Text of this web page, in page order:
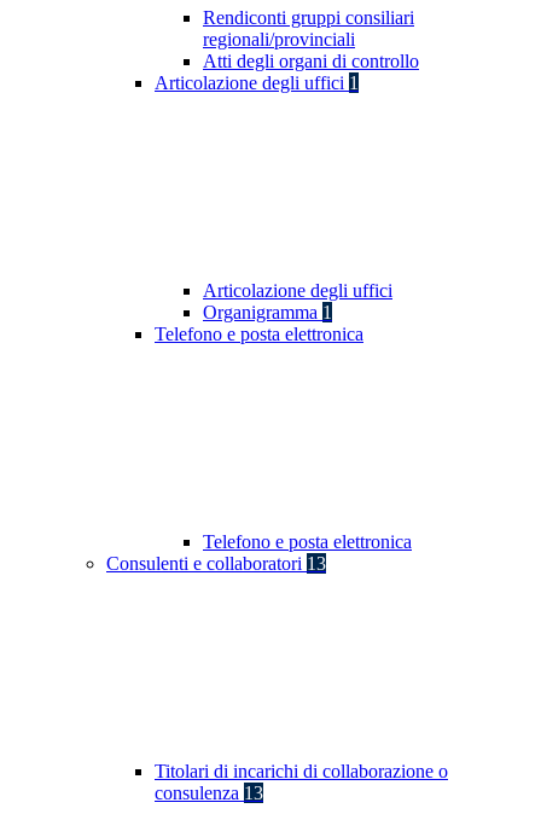
Rendiconti gruppi consiliari
regionali/provinciali
Atti degli organi di controllo
Articolazione degli uffici 1
Articolazione degli uffici
Organigramma 1
Telefono e posta elettronica
Telefono e posta elettronica
Consulenti e collaboratori 13
Titolari di incarichi di collaborazione o
consulenza 13